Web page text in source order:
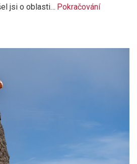
jsi o oblasti… Pokračování